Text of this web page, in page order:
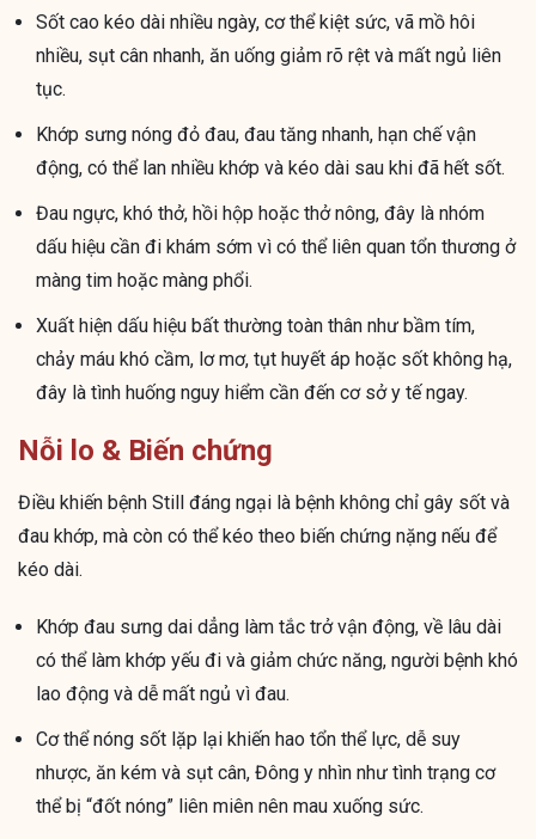
Sốt cao kéo dài nhiều ngày, cơ thể kiệt sức, vã mồ hôi
nhiều, sụt cân nhanh, ăn uống giảm rõ rệt và mất ngủ liên
tục.
Khớp sưng nóng đỏ đau, đau tăng nhanh, hạn chế vận
động, có thể lan nhiều khớp và kéo dài sau khi đã hết sốt.
Đau ngực, khó thở, hồi hộp hoặc thở nông, đây là nhóm
dấu hiệu cần đi khám sớm vì có thể liên quan tổn thương ở
màng tim hoặc màng phổi.
Xuất hiện dấu hiệu bất thường toàn thân như bầm tím,
chảy máu khó cầm, lơ mơ, tụt huyết áp hoặc sốt không hạ,
đây là tình huống nguy hiểm cần đến cơ sở y tế ngay.
Nỗi lo & Biến chứng
Điều khiến bệnh Still đáng ngại là bệnh không chỉ gây sốt và
đau khớp, mà còn có thể kéo theo biến chứng nặng nếu để
kéo dài.
Khớp đau sưng dai dẳng làm tắc trở vận động, về lâu dài
có thể làm khớp yếu đi và giảm chức năng, người bệnh khó
lao động và dễ mất ngủ vì đau.
Cơ thể nóng sốt lặp lại khiến hao tổn thể lực, dễ suy
nhược, ăn kém và sụt cân, Đông y nhìn như tình trạng cơ
thể bị “đốt nóng” liên miên nên mau xuống sức.